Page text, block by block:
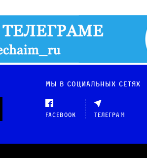
Мы в социальных сетях
Facebook Телеграм